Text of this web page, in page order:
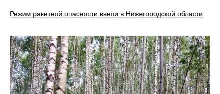
Режим ракетной опасности ввели в Нижегородской области